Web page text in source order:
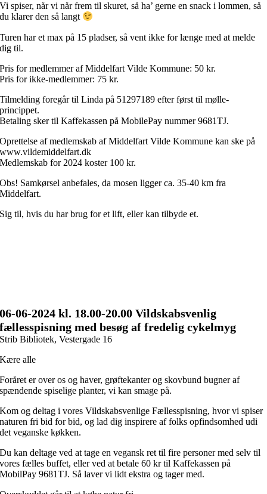
Vi spiser, når vi når frem til skuret, så ha’ gerne en snack i lommen, så
du klarer den så langt
Turen har et max på 15 pladser, så vent ikke for længe med at melde
dig til.
Pris for medlemmer af Middelfart Vilde Kommune: 50 kr.
Pris for ikke-medlemmer: 75 kr.
Tilmelding foregår til Linda på 51297189 efter først til mølle-
princippet.
Betaling sker til Kaffekassen på MobilePay nummer 9681TJ.
Oprettelse af medlemskab af Middelfart Vilde Kommune kan ske på
www.vildemiddelfart.dk
Medlemskab for 2024 koster 100 kr.
Obs! Samkørsel anbefales, da mosen ligger ca. 35-40 km fra
Middelfart.
Sig til, hvis du har brug for et lift, eller kan tilbyde et.
06-06-2024 kl. 18.00-20.00 Vildskabsvenlig
fællesspisning med besøg af fredelig cykelmyg
Strib Bibliotek, Vestergade 16
Kære alle
Foråret er over os og haver, grøftekanter og skovbund bugner af
spændende spiselige planter, vi kan smage på.
Kom og deltag i vores Vildskabsvenlige Fællesspisning, hvor vi spiser
naturen fri bid for bid, og lad dig inspirere af folks opfindsomhed udi
det veganske køkken.
Du kan deltage ved at tage en vegansk ret til fire personer med selv til
vores fælles buffet, eller ved at betale 60 kr til Kaffekassen på
MobilPay 9681TJ. Så laver vi lidt ekstra og tager med.